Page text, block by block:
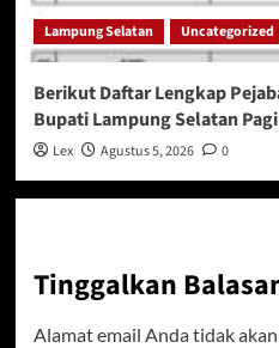
Lampung Selatan Uncategorized
Berikut Daftar Lengkap
Bupati Lampung Selatan
Lex Agustus 5, 2026 0
Tinggalkan
Alamat email Anda tidak